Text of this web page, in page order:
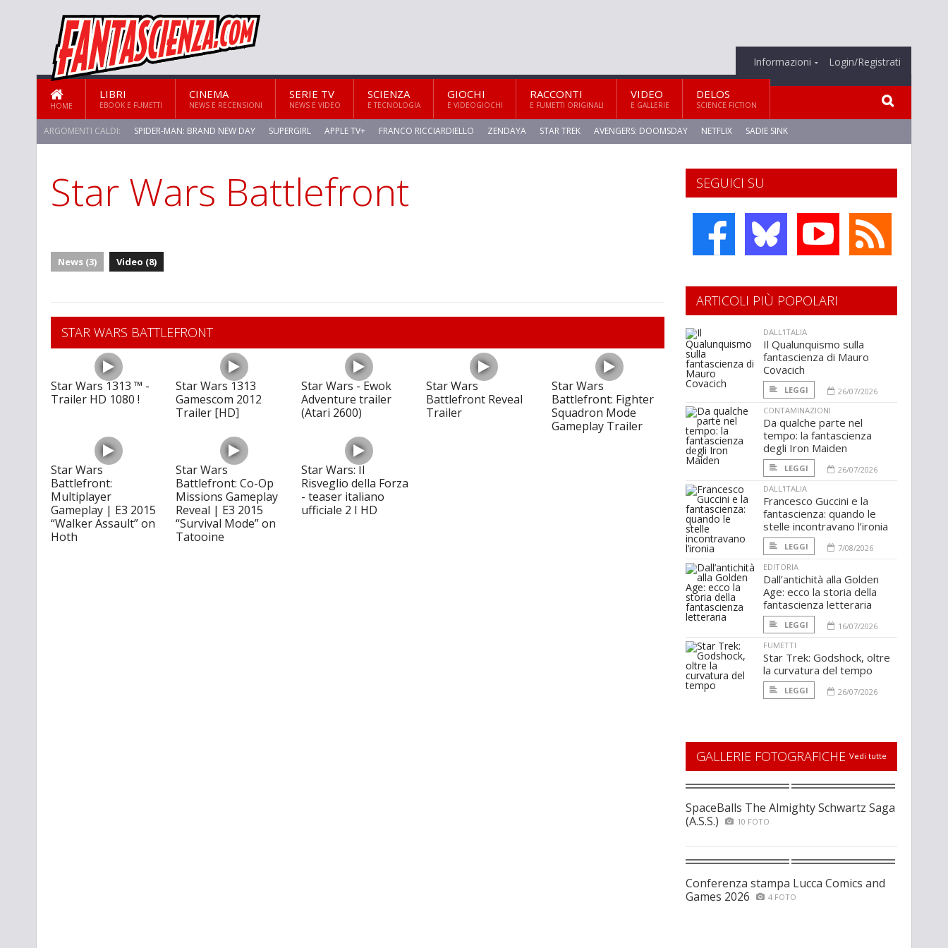
Informazioni Login/Registrati
HOME
LIBRI
EBOOK E FUMETTI
CINEMA
NEWS E RECENSIONI
SERIE TV
NEWS E VIDEO
SCIENZA
E TECNOLOGIA
GIOCHI
E VIDEOGIOCHI
RACCONTI
E FUMETTI ORIGINALI
VIDEO
E GALLERIE
DELOS
SCIENCE FICTION
ARGOMENTI CALDI: SPIDER-MAN: BRAND NEW DAY SUPERGIRL APPLE TV+ FRANCO RICCIARDIELLO ZENDAYA STAR TREK AVENGERS: DOOMSDAY NETFLIX SADIE SINK
STAR TREK: STRANGE NEW WORLDS
Star Wars Battlefront
News (3) Video (8)
STAR WARS BATTLEFRONT
Star Wars 1313 ™ -
Trailer HD 1080 !
Star Wars 1313
Gamescom 2012
Trailer [HD]
Star Wars - Ewok
Adventure trailer
(Atari 2600)
Star Wars
Battlefront Reveal
Trailer
Star Wars
Battlefront: Fighter
Squadron Mode
Gameplay Trailer
Star Wars
Battlefront:
Multiplayer
Gameplay | E3 2015
“Walker Assault” on
Hoth
Star Wars
Battlefront: Co-Op
Missions Gameplay
Reveal | E3 2015
“Survival Mode” on
Tatooine
Star Wars: Il
Risveglio della Forza
- teaser italiano
ufficiale 2 I HD
SEGUICI SU
ARTICOLI PIÙ POPOLARI
DALL'ITALIA
Il Qualunquismo sulla
fantascienza di Mauro
Covacich
LEGGI
26/07/2026
CONTAMINAZIONI
Da qualche parte nel
tempo: la fantascienza
degli Iron Maiden
LEGGI
26/07/2026
DALL'ITALIA
Francesco Guccini e la
fantascienza: quando le
stelle incontravano l’ironia
LEGGI
7/08/2026
EDITORIA
Dall’antichità alla Golden
Age: ecco la storia della
fantascienza letteraria
LEGGI
16/07/2026
FUMETTI
Star Trek: Godshock, oltre
la curvatura del tempo
LEGGI 26/07/2026
GALLERIE FOTOGRAFICHE Vedi tutte
SpaceBalls The Almighty Schwartz Saga
(A.S.S.)
10 FOTO
Conferenza stampa Lucca Comics and
Games 2026
4 FOTO